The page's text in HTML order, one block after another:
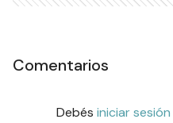
Comentarios
Debés iniciar sesión